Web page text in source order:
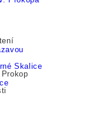
Skalice